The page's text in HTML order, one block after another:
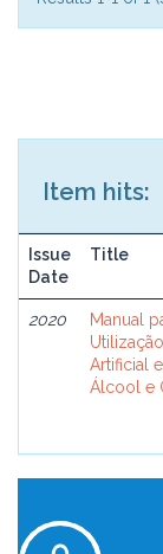
Item hits:
Issue
Date
Title
2020
Manual
Artificial
Álcool e